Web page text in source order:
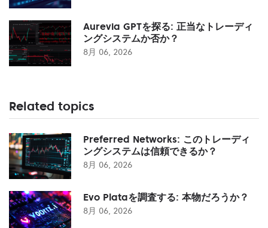
Aurevia GPTを探る: 正当なトレーディ
ングシステムか否か？
8月 06, 2026
Related topics
Preferred Networks: このトレーディ
ングシステムは信頼できるか？
8月 06, 2026
Evo Plataを調査する: 本物だろうか？
8月 06, 2026